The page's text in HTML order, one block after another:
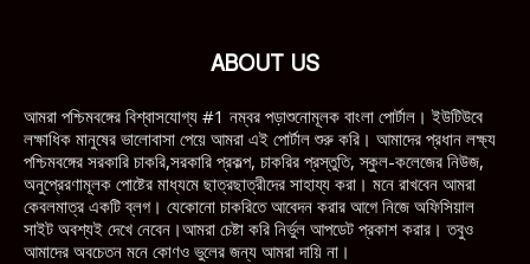
ABOUT US
আমরা পশ্চিমবঙ্গের বিশ্বাসযোগ্য #1 নম্বর পড়াশুনোমূলক বাংলা পোর্টাল। ইউটিউবে
লক্ষাধিক মানুষের ভালোবাসা পেয়ে আমরা এই পোর্টাল শুরু করি। আমাদের প্রধান লক্ষ্য
পশ্চিমবঙ্গের সরকারি চাকরি,সরকারি প্রকল্প, চাকরির প্রস্তুতি, স্কুল-কলেজের নিউজ,
অনুপ্রেরণামূলক পোষ্টের মাধ্যমে ছাত্রছাত্রীদের সাহায্য করা। মনে রাখবেন আমরা
কেবলমাত্র একটি ব্লগ। যেকোনো চাকরিতে আবেদন করার আগে নিজে অফিসিয়াল
সাইট অবশ্যই দেখে নেবেন।আমরা চেষ্টা করি নির্ভুল আপডেট প্রকাশ করার। তবুও
আমাদের অবচেতন মনে কোণও ভুলের জন্য আমরা দায়ি না।